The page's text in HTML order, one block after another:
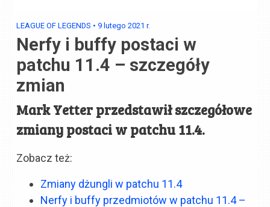
LEAGUE OF LEGENDS •9 lutego 2021 r.
Nerfy i buffy postaci w
patchu 11.4 – szczegóły
zmian
Mark Yetter przedstawił szczegółowe
zmiany postaci w patchu 11.4.
Zobacz też:
Zmiany dżungli w patchu 11.4
Nerfy i buffy przedmiotów w patchu 11.4 –